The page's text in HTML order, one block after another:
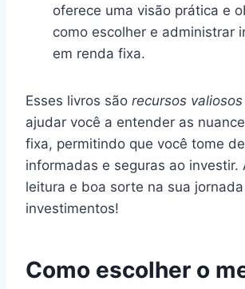
oferece uma visão prática e
como escolher e administrar
em renda fixa.
Esses livros são recursos valiosos
ajudar você a entender as
fixa, permitindo que você tome
informadas e seguras ao investir.
leitura e boa sorte na sua
investimentos!
Como escolher o